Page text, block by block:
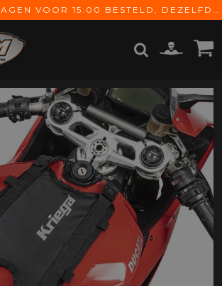
OP ONZE WERKDAGEN VOOR 15:00 BESTELD, DEZELFDE DAG VERZONDEN! GRATIS VERZENDING VANAF € 65,-
ZOEKEN